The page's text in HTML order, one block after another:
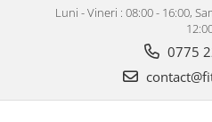
Luni - Vineri : 08:00 - 16:00,
0775